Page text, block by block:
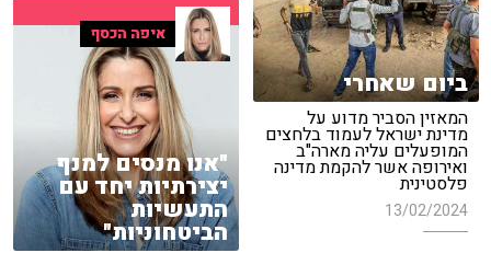
ביום שאחרי
המאזין הסביר מדוע על
מדינת ישראל לעמוד בלחצים
המופעלים עליה מארה"ב
ואירופה אשר להקמת מדינה
פלסטינית
13/02/2024
איפה הכסף
"אנו מנסים למנף
יצירתיות יחד עם
התעשיות
הביטחוניות"